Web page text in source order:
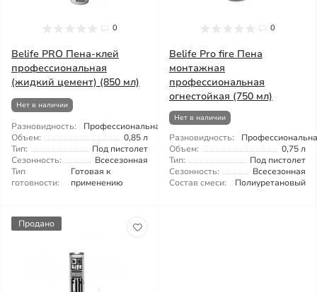
0
Belife PRO Пена-клей
профессиональная
(жидкий цемент) (850 мл)
Нет в наличии
Разновидность:
Профессиональная
Объем:
0,85 л
Тип:
Под пистолет
Сезонность:
Всесезонная
Тип
готовности:
Готовая к
применению
0
Belife Pro fire Пена
монтажная
профессиональная
огнестойкая (750 мл)
Нет в наличии
Разновидность:
Объем:
0,75 л
Тип:
Под пистолет
Сезонность:
Всесезонная
Состав смеси:
Полиуретановый
Продано